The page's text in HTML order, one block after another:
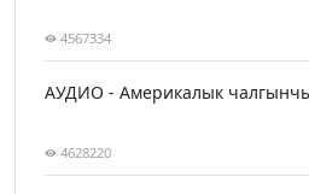
4567334
АУДИО - Америкалык
4628220